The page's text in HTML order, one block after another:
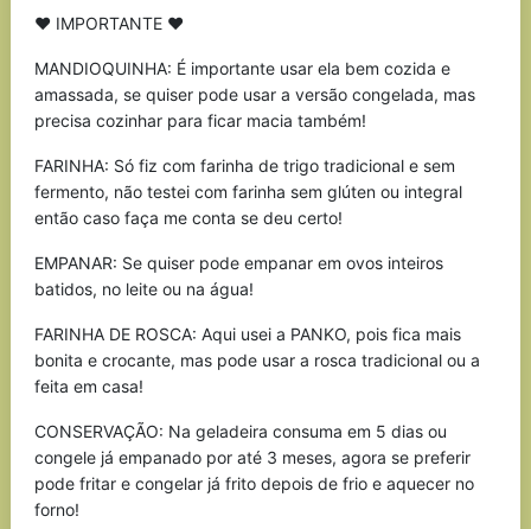
♥ IMPORTANTE ♥
MANDIOQUINHA: É importante usar ela bem cozida e
amassada, se quiser pode usar a versão congelada, mas
precisa cozinhar para ficar macia também!
FARINHA: Só fiz com farinha de trigo tradicional e sem
fermento, não testei com farinha sem glúten ou integral
então caso faça me conta se deu certo!
EMPANAR: Se quiser pode empanar em ovos inteiros
batidos, no leite ou na água!
FARINHA DE ROSCA: Aqui usei a PANKO, pois fica mais
bonita e crocante, mas pode usar a rosca tradicional ou a
feita em casa!
CONSERVAÇÃO: Na geladeira consuma em 5 dias ou
congele já empanado por até 3 meses, agora se preferir
pode fritar e congelar já frito depois de frio e aquecer no
forno!